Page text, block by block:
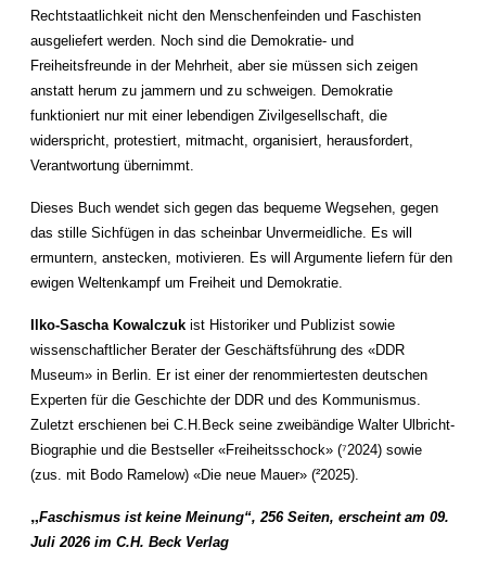
Rechtstaatlichkeit nicht den Menschenfeinden und Faschisten
ausgeliefert werden. Noch sind die Demokratie- und
Freiheitsfreunde in der Mehrheit, aber sie müssen sich zeigen
anstatt herum zu jammern und zu schweigen. Demokratie
funktioniert nur mit einer lebendigen Zivilgesellschaft, die
widerspricht, protestiert, mitmacht, organisiert, herausfordert,
Verantwortung übernimmt.
Dieses Buch wendet sich gegen das bequeme Wegsehen, gegen
das stille Sichfügen in das scheinbar Unvermeidliche. Es will
ermuntern, anstecken, motivieren. Es will Argumente liefern für den
ewigen Weltenkampf um Freiheit und Demokratie.
Ilko-Sascha Kowalczuk ist Historiker und Publizist sowie
wissenschaftlicher Berater der Geschäftsführung des «DDR
Museum» in Berlin. Er ist einer der renommiertesten deutschen
Experten für die Geschichte der DDR und des Kommunismus.
Zuletzt erschienen bei C.H.Beck seine zweibändige Walter Ulbricht-
Biographie und die Bestseller «Freiheitsschock» (⁷2024) sowie
(zus. mit Bodo Ramelow) «Die neue Mauer» (²2025).
„Faschismus ist keine Meinung“, 256 Seiten, erscheint am 09.
Juli 2026 im C.H. Beck Verlag